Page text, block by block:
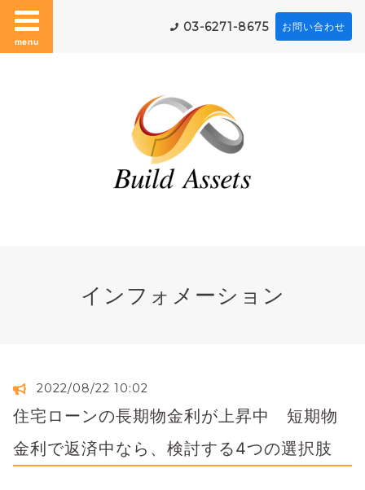
menu
03-6271-8675 お問い合わせ
インフォメーション
2022/08/22 10:02
住宅ローンの長期物金利が上昇中 短期物
金利で返済中なら、検討する4つの選択肢